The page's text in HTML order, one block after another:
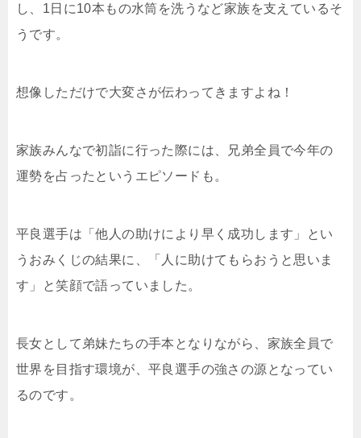
し、1日に10本もの水筒を洗うなど家族を支えているそ
うです。
想像しただけで大変さが伝わってきますよね！
家族みんなで初詣に行った際には、兄弟全員で今年の
運勢を占ったというエピソードも。
平良選手は「他人の助けにより早く成功します」とい
うおみくじの結果に、「人に助けてもらおうと思いま
す」と笑顔で語っていました。
長女として弟妹たちの手本となりながら、家族全員で
世界を目指す環境が、平良選手の強さの源となってい
るのです。